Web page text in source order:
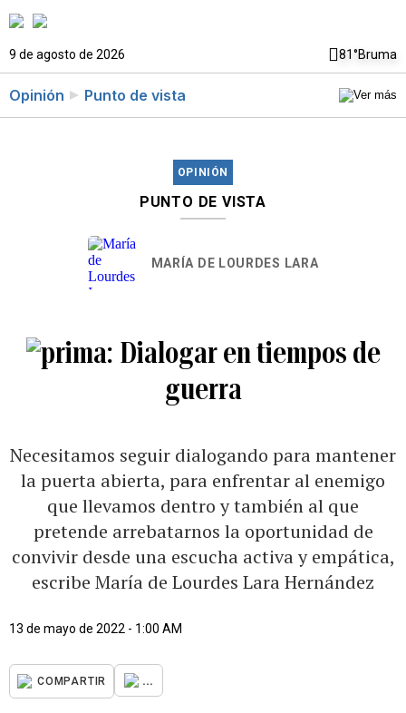
9 de agosto de 2026 81°Bruma
Opinión Punto de vista
OPINIÓN
PUNTO DE VISTA
MARÍA DE LOURDES LARA
Dialogar en tiempos de
guerra
Necesitamos seguir dialogando para mantener
la puerta abierta, para enfrentar al enemigo
que llevamos dentro y también al que
pretende arrebatarnos la oportunidad de
convivir desde una escucha activa y empática,
escribe María de Lourdes Lara Hernández
13 de mayo de 2022 - 1:00 AM
COMPARTIR ...